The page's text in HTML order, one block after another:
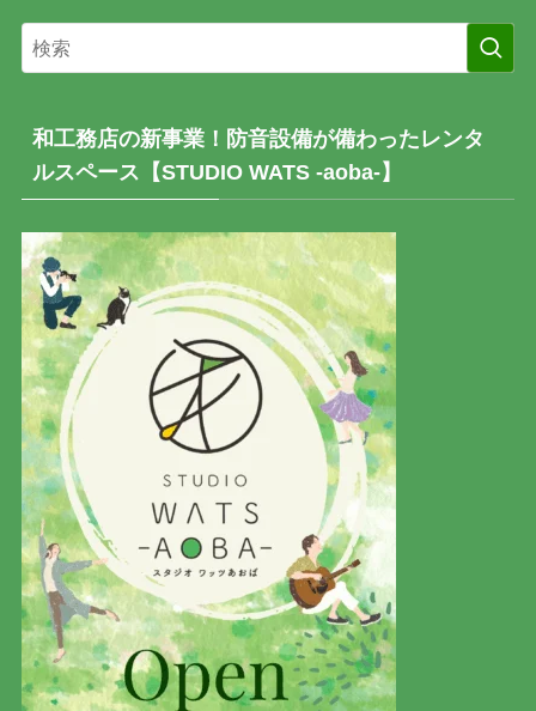
和工務店の新事業！防音設備が備わったレンタ
ルスペース【STUDIO WATS -aoba-】